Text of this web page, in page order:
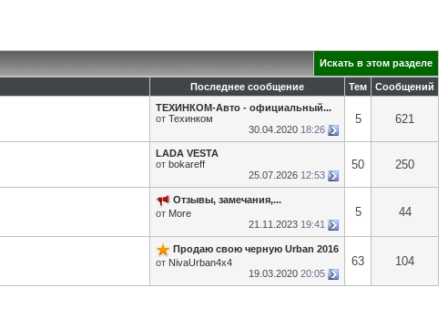
Искать в этом разделе
Последнее сообщение Тем Сообщений
ТЕХИНКОМ-Авто - официальный...
от Техинком
30.04.2020 18:26
5 621
LADA VESTA
от bokareff
25.07.2026 12:53
50 250
Отзывы, замечания,...
от More
21.11.2023 19:41
5 44
Продаю свою черную Urban 2016
от NivaUrban4x4
19.03.2020 20:05
63 104